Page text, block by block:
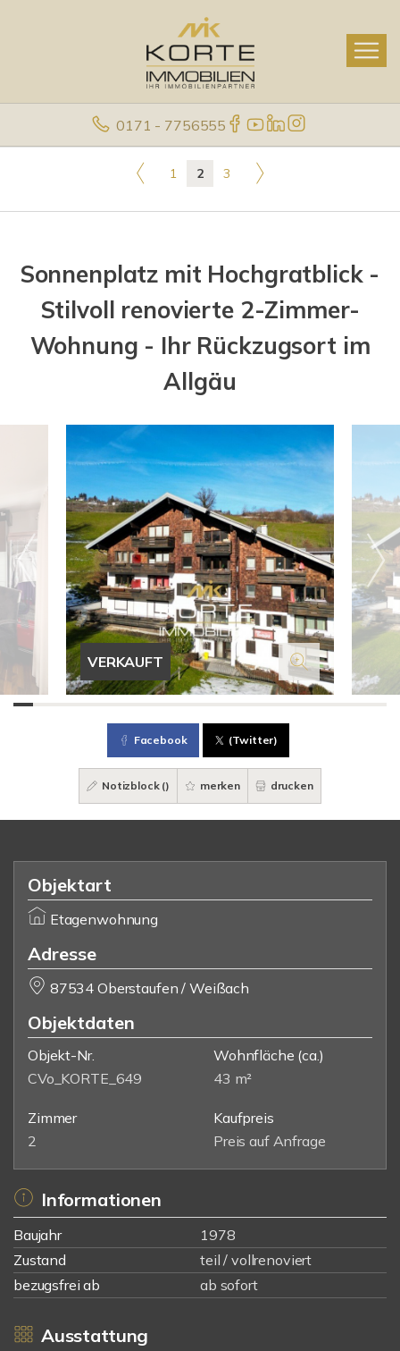
0171 - 7756555
1 2 3
Sonnenplatz mit Hochgratblick -
Stilvoll renovierte 2-Zimmer-
Wohnung - Ihr Rückzugsort im
Allgäu
VERKAUFT
Facebook (Twitter)
Notizblock () merken drucken
Objektart
Etagenwohnung
Adresse
87534 Oberstaufen / Weißach
Objektdaten
Objekt-Nr.
CVo_KORTE_649
Wohnfläche (ca.)
43 m²
Zimmer
2
Kaufpreis
Preis auf Anfrage
Informationen
Baujahr
1978
Zustand
teil / vollrenoviert
bezugsfrei ab
ab sofort
Ausstattung